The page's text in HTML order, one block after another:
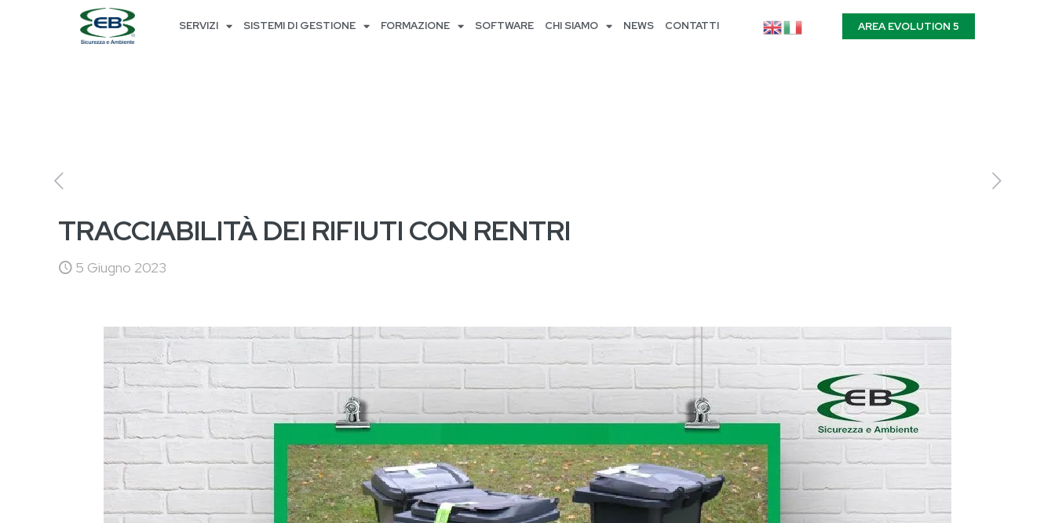
SERVIZI SISTEMI DI GESTIONE FORMAZIONE SOFTWARE CHI SIAMO NEWS CONTATTI AREA EVOLUTION 5
TRACCIABILITÀ DEI RIFIUTI CON RENTRI
5 Giugno 2023